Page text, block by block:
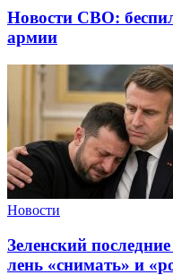
Новости СВО:
армии
Новости
Зеленский
лень «снимать» и